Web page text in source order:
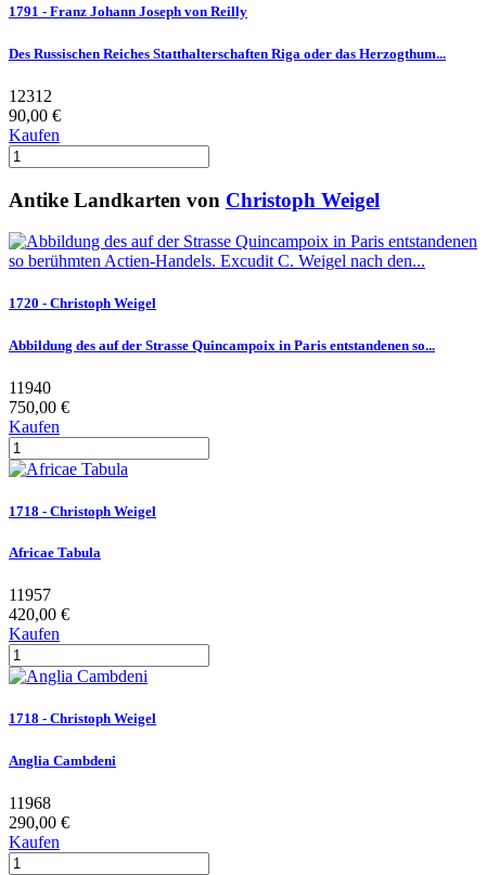
1791 - Franz Johann Joseph von Reilly
Des Russischen Reiches Statthalterschaften Riga oder das Herzogthum...
12312
90,00 €
Kaufen
Antike Landkarten von Christoph Weigel
1720 - Christoph Weigel
Abbildung des auf der Strasse Quincampoix in Paris entstandenen so...
11940
750,00 €
Kaufen
1718 - Christoph Weigel
Africae Tabula
11957
420,00 €
Kaufen
1718 - Christoph Weigel
Anglia Cambdeni
11968
290,00 €
Kaufen